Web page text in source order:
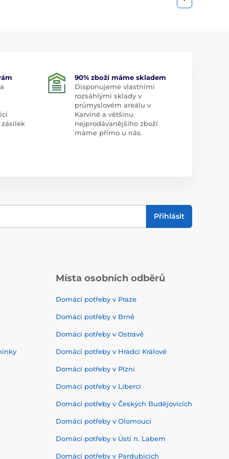
90% zboží máme skladem
Disponujeme vlastními
rozsáhlými sklady v
průmyslovém areálu v
Karviné a většinu
nejprodávanějšího zboží
máme přímo u nás.
Přihlásit
Místa osobních odběrů
Domácí potřeby v Praze
Domácí potřeby v Brně
Domácí potřeby v Ostravě
Domácí potřeby v Hradci Králové
Domácí potřeby v Plzni
Domácí potřeby v Liberci
Domácí potřeby v Českých Budějovicích
Domácí potřeby v Olomoucí
Domácí potřeby v Ústí n. Labem
Domácí potřeby v Pardubicích